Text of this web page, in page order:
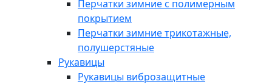
Перчатки зимние с полимерным
покрытием
Перчатки зимние трикотажные,
полушерстяные
Рукавицы
Рукавицы виброзащитные